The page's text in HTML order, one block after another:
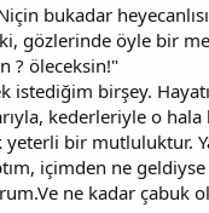
bukadar
ki, gözlerinde öyle bir
? öleceksin!"
istediğim birşey.
kederleriyle o
yeterli bir mutluluktur.
içimden ne
ne kadar çabuk